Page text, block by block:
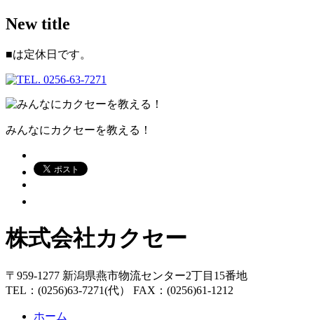
New title
■は定休日です。
みんなにカクセーを教える！
株式会社カクセー
〒959-1277 新潟県燕市物流センター2丁目15番地
TEL：(0256)63-7271(代） FAX：(0256)61-1212
ホーム